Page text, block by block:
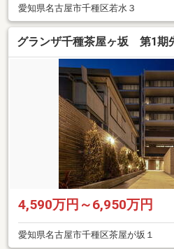
愛知県名古屋市千種区若水３
グランザ千種茶屋ヶ坂 第1期
4,590万円～6,950万円
愛知県名古屋市千種区茶屋が坂１